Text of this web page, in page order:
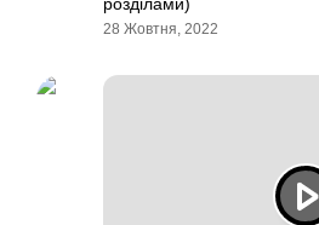
28 Жовтня, 2022